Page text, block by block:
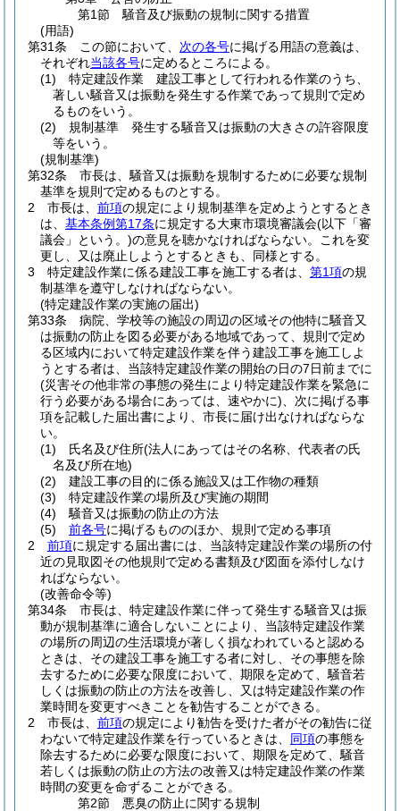
第1節
騒音及び振動の規制に関する措置
(用語)
第31条
この節において、 次の各号に掲げる用語の意義は、
それぞれ当該各号に定めるところによる。
(1)
特定建設作業 建設工事として行われる作業のうち、
著しい騒音又は振動を発生する作業であって規則で定め
るものをいう。
(2)
規制基準 発生する騒音又は振動の大きさの許容限度
等をいう。
(規制基準)
第32条
市長は、騒音又は振動を規制するために必要な規制
基準を規則で定めるものとする。
2
市長は、 前項の規定により規制基準を定めようとするとき
は、 基本条例第17条に規定する大東市環境審議会(以下「審
議会」という。)の意見を聴かなければならない。
これを変
更し、又は廃止しようとするときも、同様とする。
3
特定建設作業に係る建設工事を施工する者は、 第1項の規
制基準を遵守しなければならない。
(特定建設作業の実施の届出)
第33条
病院、学校等の施設の周辺の区域その他特に騒音又
は振動の防止を図る必要がある地域であって、規則で定め
る区域内において特定建設作業を伴う建設工事を施工しよ
うとする者は、当該特定建設作業の開始の日の7日前までに
(災害その他非常の事態の発生により特定建設作業を緊急に
行う必要がある場合にあっては、速やかに) 、次に掲げる事
項を記載した届出書により、市長に届け出なければならな
い。
(1)
氏名及び住所(法人にあってはその名称、代表者の氏
名及び所在地)
(2)
建設工事の目的に係る施設又は工作物の種類
(3)
特定建設作業の場所及び実施の期間
(4)
騒音又は振動の防止の方法
(5)
前各号に掲げるもののほか、規則で定める事項
2
前項に規定する届出書には、当該特定建設作業の場所の付
近の見取図その他規則で定める書類及び図面を添付しなけ
ればならない。
(改善命令等)
第34条
市長は、特定建設作業に伴って発生する騒音又は振
動が規制基準に適合しないことにより、当該特定建設作業
の場所の周辺の生活環境が著しく損なわれていると認める
ときは、その建設工事を施工する者に対し、その事態を除
去するために必要な限度において、期限を定めて、騒音若
しくは振動の防止の方法を改善し、又は特定建設作業の作
業時間を変更すべきことを勧告することができる。
2
市長は、 前項の規定により勧告を受けた者がその勧告に従
わないで特定建設作業を行っているときは、 同項の事態を
除去するために必要な限度において、期限を定めて、騒音
若しくは振動の防止の方法の改善又は特定建設作業の作業
時間の変更を命ずることができる。
第2節
悪臭の防止に関する規制